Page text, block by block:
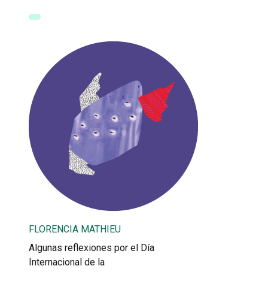
FLORENCIA MATHIEU
Algunas reflexiones por el Día
Internacional de la